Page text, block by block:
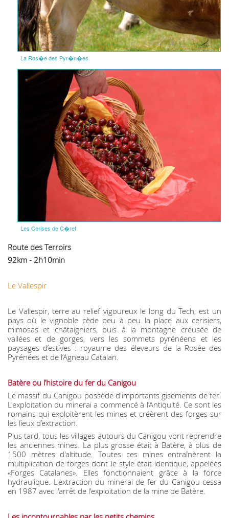
La Ros�e des Pyr�n�es
Les Cerises de C�ret
Route des Terroirs
92km - 2h10min
Le Vallespir
Le Vallespir, terre au relief vigoureux le long du Tech, est un
pays où le vignoble cède peu à peu la place aux cerisiers,
mimosas et châtaigniers, puis à la montagne creusée de
vallées et de gorges, vers les sommets pyrénéens et les
paysages d’estives : royaume des éleveurs de la Rosée des
Pyrénées et de l’Agneau Catalan.
Batère ou l’histoire du fer du Canigou
Le massif du Canigou possède d'importants gisements de fer.
L'exploitation du minerai a commencé à l’Antiquité. Ce sont les
romains qui exploitèrent les mines et créèrent des forges sur
les lieux d’extraction.
Plus tard, tous les villages autours du Canigou vont reprendre
les anciennes mines. La plus grosse était à Batère, à plus de
1500 mètres d'altitude. Toutes ces mines entraînèrent la
multiplication de forges dont le style était identique, appelées
«Forges Catalanes». Elles fonctionnaient grâce à la force
hydraulique. L'extraction du minerai de fer du Canigou cessa
en 1987 avec l'arrêt de l'exploitation de la mine de Batère.